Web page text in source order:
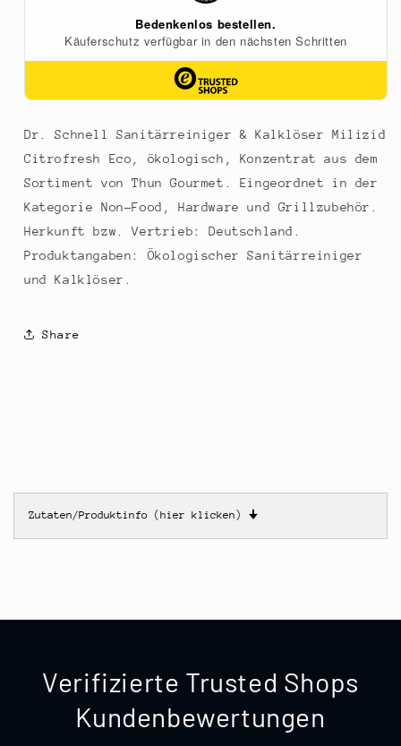
Konzentrat,
ökologisch,
Konzentrat,
Dr. Schnell Sanitärreiniger & Kalklöser Milizid
Citrofresh Eco, ökologisch, Konzentrat aus dem
Sortiment von Thun Gourmet. Eingeordnet in der
Kategorie Non-Food, Hardware und Grillzubehör.
Herkunft bzw. Vertrieb: Deutschland.
Produktangaben: Ökologischer Sanitärreiniger
und Kalklöser.
Share
Zutaten/Produktinfo (hier klicken) 🠋
Verifizierte Trusted Shops
Kundenbewertungen